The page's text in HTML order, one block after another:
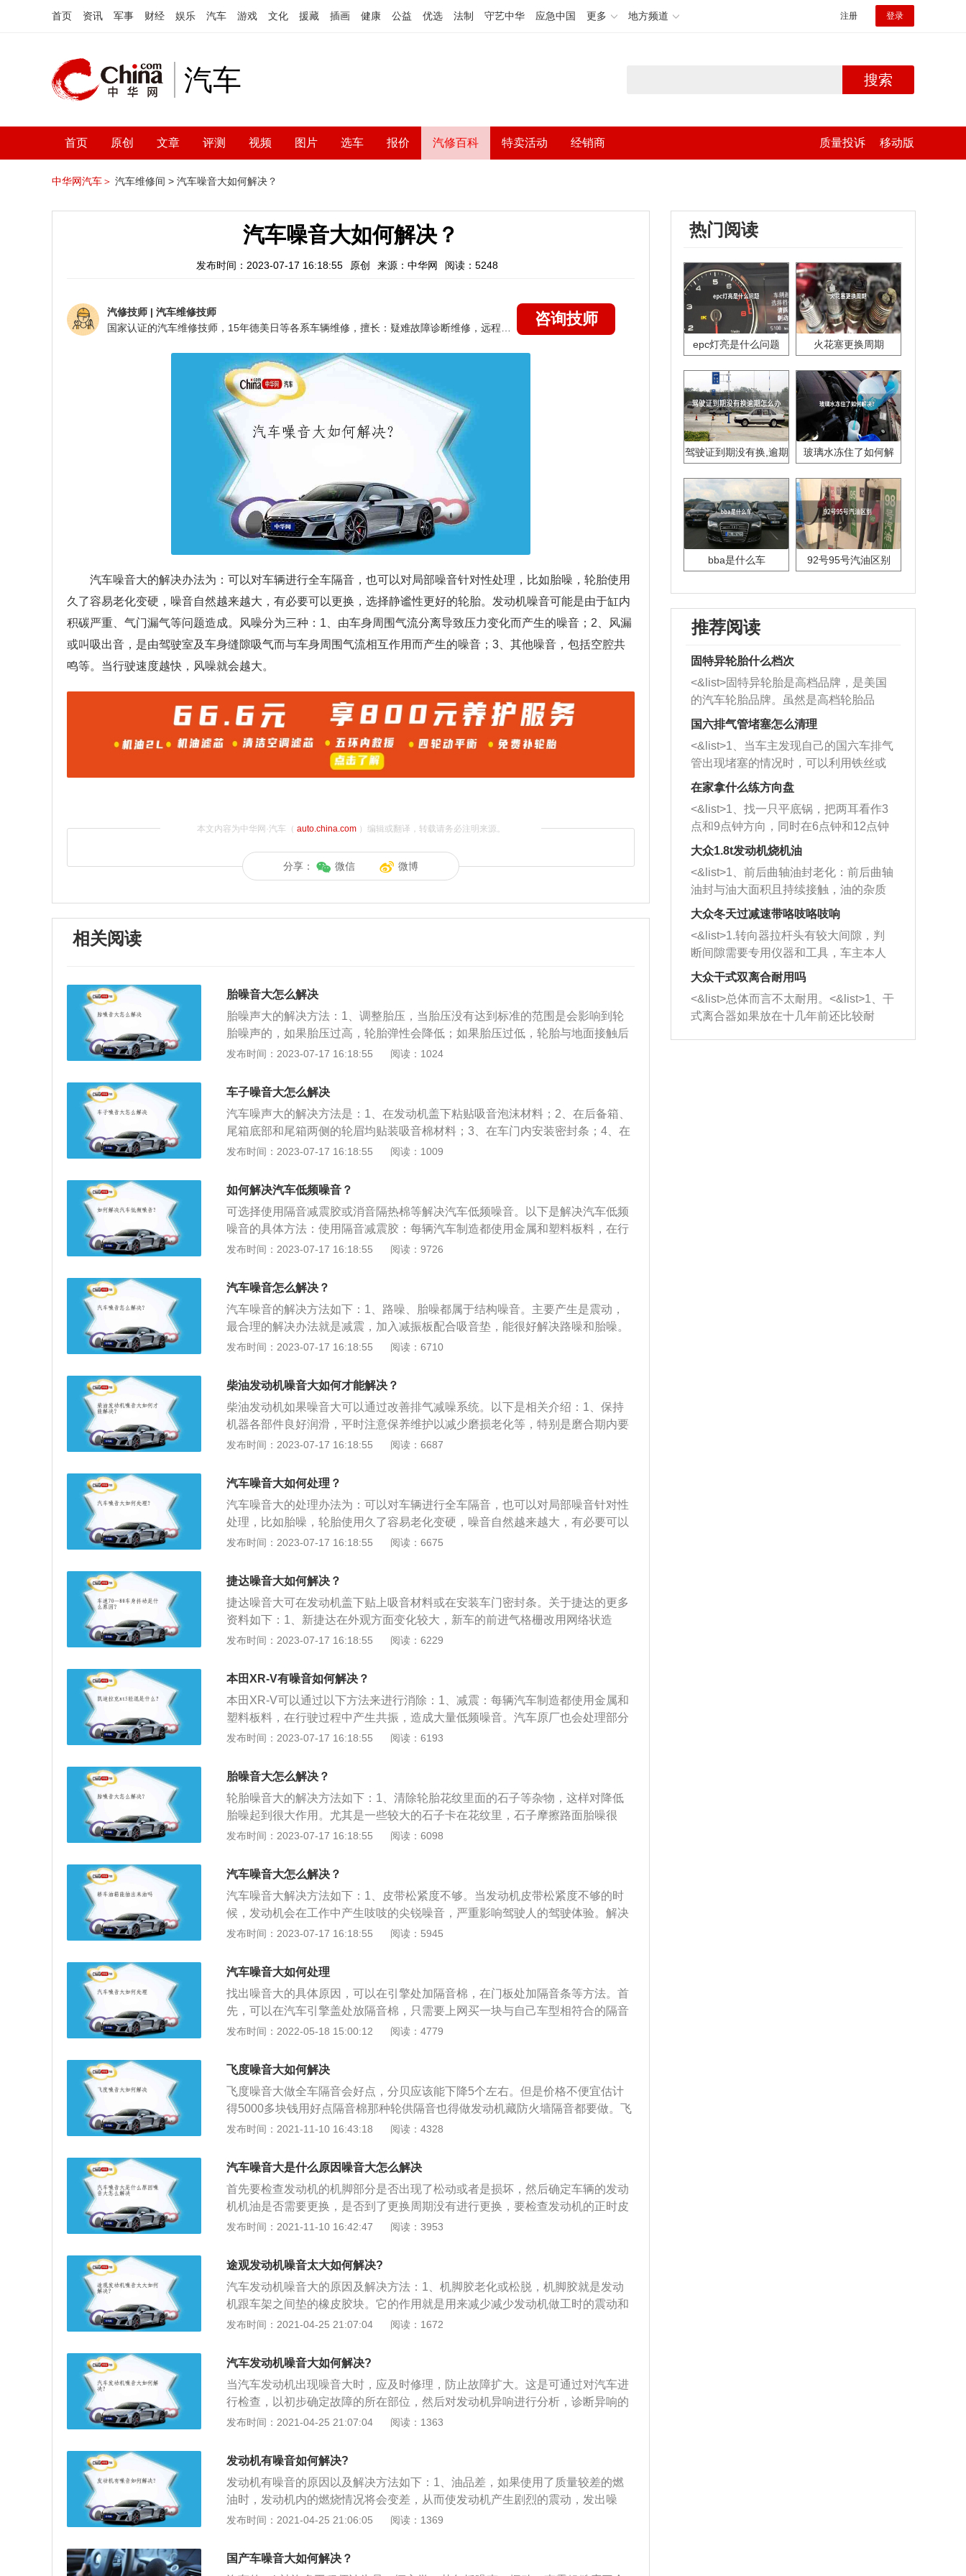
首页 资讯 军事 财经 娱乐 汽车 游戏 文化 援藏 插画 健康 公益 优选 法制 守艺中华 应急中国 更多 地方频道 注册 登录
汽车 搜索
首页 原创 文章 评测 视频 图片 选车 报价 汽修百科 特卖活动 经销商 质量投诉 移动版
中华网汽车＞ 汽车维修间 > 汽车噪音大如何解决？
汽车噪音大如何解决？
发布时间：2023-07-17 16:18:55 原创 来源：中华网 阅读：5248
汽修技师 | 汽车维修技师
咨询技师
汽车噪音大的解决办法为：可以对车辆进行全车隔音，也可以对局部噪音针对性处理，比如胎噪，轮胎使用
久了容易老化变硬，噪音自然越来越大，有必要可以更换，选择静谧性更好的轮胎。发动机噪音可能是由于缸内
积碳严重、气门漏气等问题造成。风噪分为三种：1、由车身周围气流分离导致压力变化而产生的噪音；2、风漏
或叫吸出音，是由驾驶室及车身缝隙吸气而与车身周围气流相互作用而产生的噪音；3、其他噪音，包括空腔共
鸣等。当行驶速度越快，风噪就会越大。
本文内容为中华网·汽车（ auto.china.com）编辑或翻译，转载请务必注明来源。
分享： 微信 微博
相关阅读
胎噪音大怎么解决
胎噪声大的解决方法：1、调整胎压，当胎压没有达到标准的范围是会影响到轮
胎噪声的，如果胎压过高，轮胎弹性会降低；如果胎压过低，轮胎与地面接触后
出现沙沙声音。所以应该让胎压保持在正确的范围内，在汽车手册上面都是有标
的颜色，在上车前看一眼就能知道胎压是否处于正常范围；2、清理石子和杂
质，使用了一段时间的车子后，轮胎的花纹夹缝里会卡进一些小石块或者其他金
属块等杂质。而石块在与地面摩擦后便会出现很大的噪声。另外，石块卡在轮胎
里不仅会产生噪声，还会降低轮胎的抓地力，甚至还会引起漏气或者爆胎。所以
可以用清石钩及时把石块钩出来，减少噪声的同时还能减少发生爆胎的概率；
上安装一些隔音棉，这样就能在很大程度上降低噪声。除了需拆除整车前后座椅
及内饰，同时还要把轮胎以及翼子板内衬拆掉，然后在四个车门、门边部位、轮
弧上方部位、四个翼子板以及底盘处贴上隔音材料。还有一点，平时也要好好保
理掉；4、更换舒适型轮胎的方法降低胎噪。引发噪声和轮胎有关的因素，主要
对于降低胎噪也有作用，如果胎噪过大可以清洗一下轮胎，这样会降低胎噪；
6、如果胎噪过大，还可以把轮胎做一做动力平衡；7、行驶的里程过多可以做一
下四轮定位。
发布时间：2023-07-17 16:18:55 阅读：1024
车子噪音大怎么解决
汽车噪声大的解决方法是：1、在发动机盖下粘贴吸音泡沫材料；2、在后备箱、
尾箱底部和尾箱两侧的轮眉均贴装吸音棉材料；3、在车门内安装密封条；4、在
容易出噪声的地方安装专业的减震板；5、更换轮胎。汽车噪声大的原因是：发
冷却系统故障；机油品质差；发动机缺缸；火花塞积碳。
发布时间：2023-07-17 16:18:55 阅读：1009
如何解决汽车低频噪音？
可选择使用隔音减震胶或消音隔热棉等解决汽车低频噪音。以下是解决汽车低频
噪音的具体方法：使用隔音减震胶：每辆汽车制造都使用金属和塑料板料，在行
驶过程中产生共振，造成大量低频噪音，建议使用隔音减震胶，可以良好的吸收
生共鸣声，加装高效隔音棉进行消音降噪处理。采用隔音加厚板：安装隔音加厚
板材来阻隔噪音。
发布时间：2023-07-17 16:18:55 阅读：9726
汽车噪音怎么解决？
汽车噪音的解决方法如下：1、路噪、胎噪都属于结构噪音。主要产生是震动，
最合理的解决办法就是减震，加入减振板配合吸音垫，能很好解决路噪和胎噪。
2、风噪是因为风的压力超过车门的密封抗阻力而形成，所以加强密封阻力是最
可以用专用减振板和吸音垫及车门密封条对叶子板和车地板及车门进行全面施
工，从减震、吸音、隔音三个源头改善噪音。
发布时间：2023-07-17 16:18:55 阅读：6710
柴油发动机噪音大如何才能解决？
柴油发动机如果噪音大可以通过改善排气减噪系统。以下是相关介绍：1、保持
机器各部件良好润滑，平时注意保养维护以减少磨损老化等，特别是磨合期内要
按说明书合理行车、科学保养。2、柴油发动机的优点是功率大、经济性能好。
气、压缩、做功、排气四个行程。但由于柴油机用的燃料是柴油，其粘度比汽油
大，不易蒸发，而其自燃温度却较汽油低，因此可燃混合气的形成及点火方式都
与汽油机不同。3、柴油发动机气缸中的混合气是压燃，而不是点燃。柴油发动
机工作时进入气缸的是空气，气缸中的空气压缩到终点时，温度可达500-70
0℃，压力可达40—50个大气压。
发布时间：2023-07-17 16:18:55 阅读：6687
汽车噪音大如何处理？
汽车噪音大的处理办法为：可以对车辆进行全车隔音，也可以对局部噪音针对性
处理，比如胎噪，轮胎使用久了容易老化变硬，噪音自然越来越大，有必要可以
更换静谧性更好的轮胎。风噪分为三种：1、由车身周围气流分离导致压力变化
气流相互作用而产生的噪音。3、其他噪音，包括空腔共鸣等。当行驶速度越
快，风噪就会越大。
发布时间：2023-07-17 16:18:55 阅读：6675
捷达噪音大如何解决？
捷达噪音大可在发动机盖下贴上吸音材料或在安装车门密封条。关于捷达的更多
资料如下：1、新捷达在外观方面变化较大，新车的前进气格栅改用网络状造
型、前大灯组外部轮廓和内部结构都采用了新的设计，内部拥有镀铬饰条装饰，
用了四辐式多功能方向盘设计，在中控屏幕的设计上，在中高配车型上配置了大
尺寸液晶屏幕，不过低配车型的内饰给人的感觉也算不错，唯一不足的是在中控
面料上，采用的是硬质材料。
发布时间：2023-07-17 16:18:55 阅读：6229
本田XR-V有噪音如何解决？
本田XR-V可以通过以下方法来进行消除：1、减震：每辆汽车制造都使用金属和
塑料板料，在行驶过程中产生共振，造成大量低频噪音。汽车原厂也会处理部分
振动声源，但是远远不够的，所以无论是高档车还是中低档车都有必要安装减震
消音降噪处理。3、隔音：由于中低档车金属和塑料板材单薄，导致外界噪音传
入，安装隔音加厚板材阻隔噪音。
发布时间：2023-07-17 16:18:55 阅读：6193
胎噪音大怎么解决？
轮胎噪音大的解决方法如下：1、清除轮胎花纹里面的石子等杂物，这样对降低
胎噪起到很大作用。尤其是一些较大的石子卡在花纹里，石子摩擦路面胎噪很
大。2、清洗轮胎对于降低胎噪也有作用，如果胎噪过大可以清洗一下轮胎，这
程过多可以做一下四轮定位。5、保持合理胎压。胎压过高、过低都会导致胎噪
发布时间：2023-07-17 16:18:55 阅读：6098
汽车噪音大怎么解决？
汽车噪音大解决方法如下：1、皮带松紧度不够。当发动机皮带松紧度不够的时
候，发动机会在工作中产生吱吱的尖锐噪音，严重影响驾驶人的驾驶体验。解决
方法：调整发动机皮带的松紧度。2、机油状况不对。解决方法：需要去更换一
排气的时候，气体会从泄漏处泄漏，从而产生振动，发出噪音。解决方法：检查
进排气管，更换进排气管。4、燃油质量差。当使用质量较差的燃油时，发动机
内的燃烧情况将会变差，从而使发动机产生剧烈的震动，发出噪音。解决方法：
更换质量更好的、标号更高的燃油。5、发动机异响。发动机下护板螺丝松动，
发动机无法固定，在工作时候就会剧烈抖动，产生噪音。解决方法：紧固或调整
发布时间：2023-07-17 16:18:55 阅读：5945
汽车噪音大如何处理
找出噪音大的具体原因，可以在引擎处加隔音棉，在门板处加隔音条等方法。首
先，可以在汽车引擎盖处放隔音棉，只需要上网买一块与自己车型相符合的隔音
棉就可以了，这样能大大降低发动机的噪音；如果风噪声音太大的话，可以在门
话，可能是水温过高，买冷却液就可以；如果胎噪声音太大的话，只要加入减振
板配合吸音垫，就可以很好解决了。
发布时间：2022-05-18 15:00:12 阅读：4779
飞度噪音大如何解决
飞度噪音大做全车隔音会好点，分贝应该能下降5个左右。但是价格不便宜估计
得5000多块钱用好点隔音棉那种轮供隔音也得做发动机藏防火墙隔音都要做。飞
度采用了前麦弗逊式独立、后扭力梁式非独立的悬挂结构。不同的是，前悬挂使
式减震器支架等等。另外，前后悬挂都加装了稳定杆，用于提升在转向时的车身
稳定性。每个年轻人都有个超跑梦，如果说法拉利离刚毕业的你还太遥远的话，
那么GK5你一定不会陌生，毕竟这是一台你唾手可得的超跑。在年初广汽本田给
大家带来了全新的飞度潮跑版车型，外观加装了全新的包围套件，看到实车的那
一刻就知道这一定会是年轻人的菜。如果我们要买的只是一台代步需求为主小
发布时间：2021-11-10 16:43:18 阅读：4328
汽车噪音大是什么原因噪音大怎么解决
首先要检查发动机的机脚部分是否出现了松动或者是损坏，然后确定车辆的发动
机机油是否需要更换，是否到了更换周期没有进行更换，要检查发动机的正时皮
带是否过度磨损，需要进行更换，出现声音大千万不要忽视，一旦发动机出现问
机动车辆进行检查，找到引起噪音的故障来源，然后对症进行检查和维修，经过
维修的车辆可以正常的使用，如果自己没有办法进行检查，可以联系售后或者是
维修厂提供上门服务。
发布时间：2021-11-10 16:42:47 阅读：3953
途观发动机噪音太大如何解决?
汽车发动机噪音大的原因及解决方法：1、机脚胶老化或松脱，机脚胶就是发动
机跟车架之间垫的橡皮胶块。它的作用就是用来减少减少发动机做工时的震动和
缓冲，并起到固定发动机的效果。一旦这些机脚胶出现老化或松脱，发动机的就
换；2、机油油质使用不当，一方面，如果我们的机油黏度和发动机不匹配，就
会容易产生积碳，导致发动机噪音变大。另一方面，如果机油黏度太低就会引起
润滑程度不够，磨损发动机零件产生异响；机油黏度太高则会使发动机负荷过
大，同样产生噪音。解决方法：使用用车手册上的机油标号，不要混用不同品牌
的机油；3、发动机缺缸，发动机缺缸主要指发动机有一个或以上的气缸没有正
能够清晰地听到发动机\"突突\"或者扑通、扑通的声音。解决方法：需要检查各个
点火线圈和气缸火花塞的工作情况。
发布时间：2021-04-25 21:07:04 阅读：1672
汽车发动机噪音大如何解决?
当汽车发动机出现噪音大时，应及时修理，防止故障扩大。这是可通过对汽车进
行检查，以初步确定故障的所在部位，然后对发动机异响进行分析，诊断异响的
部位、原因和程度。发动机异响时，可以通过对汽车发动机异响进行分析，可找
成的发动机噪音大；车主添加一些质量比较差的油品时，发动机内的燃烧情况会
变差，导致发动机在运行过程中产生强烈震动，发出噪音，如果是因为油品质量
差导致发动机噪音变大时，需要及时的更换高质量的燃油就可以解决；2、发动
机固定松动导致发动机噪音大；发动机需要固定，一般靠发动机的机脚垫进行支
撑固定，随着车辆使用时间的延长，固定发动机的部件容易出现老化松动现象，
况时，紧固部件就可以缓解发动机噪音；3、发动机舱内塑料件松动导致噪音；
发布时间：2021-04-25 21:07:04 阅读：1363
发动机有噪音如何解决?
发动机有噪音的原因以及解决方法如下：1、油品差，如果使用了质量较差的燃
油时，发动机内的燃烧情况将会变差，从而使发动机产生剧烈的震动，发出噪
音。解决方法：这种情况，一般更换质量更好的燃油就可以降低发动机噪音；
垫等部件进行支撑固定，如果那些部件老化松动，就会导致发动机在工作时产生
噪音。解决方法：这种情况，要好好对发动机支撑固定部件进行检查，一般就紧
发布时间：2021-04-25 21:06:05 阅读：1369
国产车噪音大如何解决？
热门阅读
epc灯亮是什么问题 火花塞更换周期
驾驶证到期没有换,逾期
玻璃水冻住了如何解
bba是什么车 92号95号汽油区别
推荐阅读
固特异轮胎什么档次
<&list>固特异轮胎是高档品牌，是美国
的汽车轮胎品牌。虽然是高档轮胎品
牌，但是中高低端的轮胎都有生产，这
也是为了更好的开拓市场。
国六排气管堵塞怎么清理
<&list>1、当车主发现自己的国六车排气
管出现堵塞的情况时，可以利用铁丝或
者是细棍，直接将杂物给取出来，如果
堵塞情况比较严重，也可以采取应急措
施。 <&list>2、直接利用木棍将所有的
杂物推到排气管里面的位置处，然后将
三元催化器拆解开，就可以将堵塞的东
西取出来。但如果是因为积碳过多引起
的堵塞，就需要将三元催化器泡在草酸
洗剂对堵塞的情况得到解决，将清洗剂
放在燃油箱中，与燃油混合后，车辆启
动时，就可以和汽油一起进入到燃烧
室，最后形成废气排出，就可以让三元
催化器得到清洗，排气管堵塞的情况就
能够得到解决。
在家拿什么练方向盘
<&list>1、找一只平底锅，把两耳看作3
点和9点钟方向，同时在6点钟和12点钟
方向做一个标记。 <&list>2、双手握住
一圈半的练习，往右同样也要打相同的
圈数。 <&list>3、最后强调要反复练
习，这样就可以形成肌肉记忆，在真实
驾驶车辆时，不需要记忆也能打好方
向。
大众1.8t发动机烧机油
<&list>1、前后曲轴油封老化：前后曲轴
油封与油大面积且持续接触，油的杂质
和发动机内持续温度变化使其密封效果
逐渐减弱，导致渗油或漏油。<&list>2、
活塞间隙过大：积碳会使活塞环与缸体
的间隙扩大，导致机油流入燃烧室中，
造成烧机油。<&list>3、机油粘度。使用
机油粘度过小的话，同样会有烧机油现
象，机油粘度过小具有很好的流动性，
大众冬天过减速带咯吱咯吱响
<&list>1.转向器拉杆头有较大间隙，判
断间隙需要专用仪器和工具，车主本人
无法制作，需要将车辆送到修理厂或4s
店；<&list>2.车辆半轴套管防尘罩破
裂，破裂后会出现漏油现象，使半轴磨
损严重，磨损的半轴容易损坏，产生异
响；<&list>3.稳定器的转向胶套和球头
大众干式双离合耐用吗
<&list>总体而言不太耐用。<&list>1、干
式离合器如果放在十几年前还比较耐